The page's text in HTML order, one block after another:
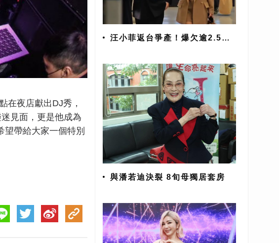
在夜店獻出DJ秀，
見面，更是他成為
帶給大家一個特別
汪小菲返台爭產！爆欠逾2.5億
與潘若迪決裂 8旬母獨居套房